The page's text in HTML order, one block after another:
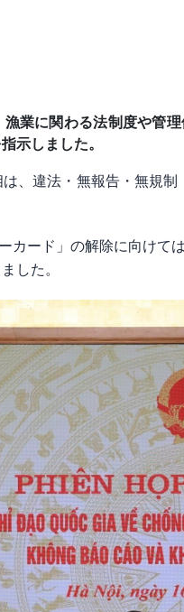
業に関わる法制度や管
示しました。
、違法・無報告・無規
カード」の解除に向けて
した。